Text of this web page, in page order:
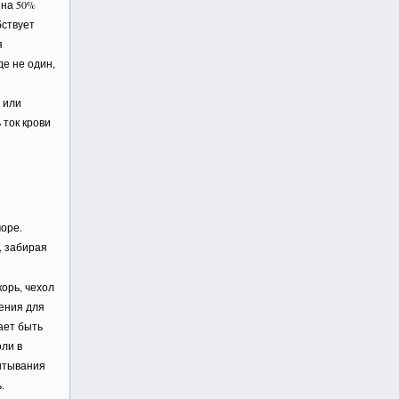
50%
не один,
или
крови
забирая
чехол
для
быть
в